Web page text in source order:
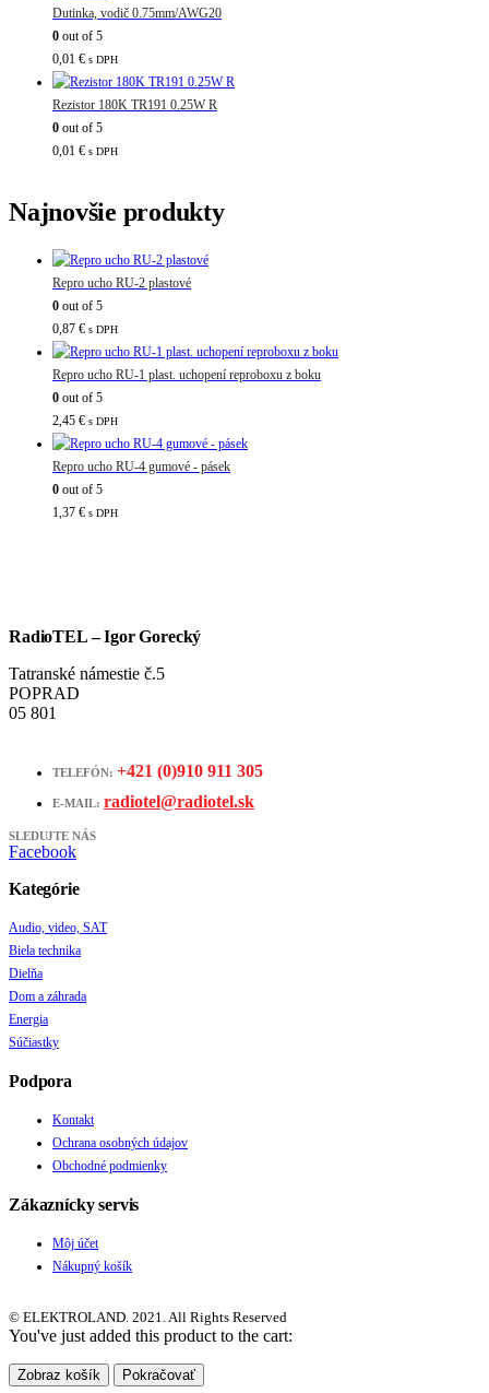
Dutinka, vodič 0.75mm/AWG20
0 out of 5
0,01 € s DPH
Rezistor 180K TR191 0.25W R
0 out of 5
0,01 € s DPH
Najnovšie produkty
Repro ucho RU-2 plastové
0 out of 5
0,87 € s DPH
Repro ucho RU-1 plast. uchopení reproboxu z boku
0 out of 5
2,45 € s DPH
Repro ucho RU-4 gumové - pásek
0 out of 5
1,37 € s DPH
RadioTEL – Igor Gorecký
Tatranské námestie č.5
POPRAD
05 801
TELEFÓN: +421 (0)910 911 305
E-MAIL: radiotel@radiotel.sk
SLEDUJTE NÁS
Facebook
Kategórie
Audio, video, SAT
Biela technika
Dielňa
Dom a záhrada
Energia
Súčiastky
Podpora
Kontakt
Ochrana osobných údajov
Obchodné podmienky
Zákaznícky servis
Môj účet
Nákupný košík
© ELEKTROLAND. 2021. All Rights Reserved
You've just added this product to the cart:
Zobraz košík Pokračovať